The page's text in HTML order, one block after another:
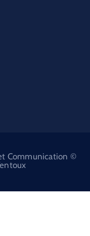
Communication ©